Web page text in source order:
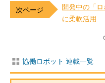
開発中の「
に柔軟活用
協働ロボット 連載一覧